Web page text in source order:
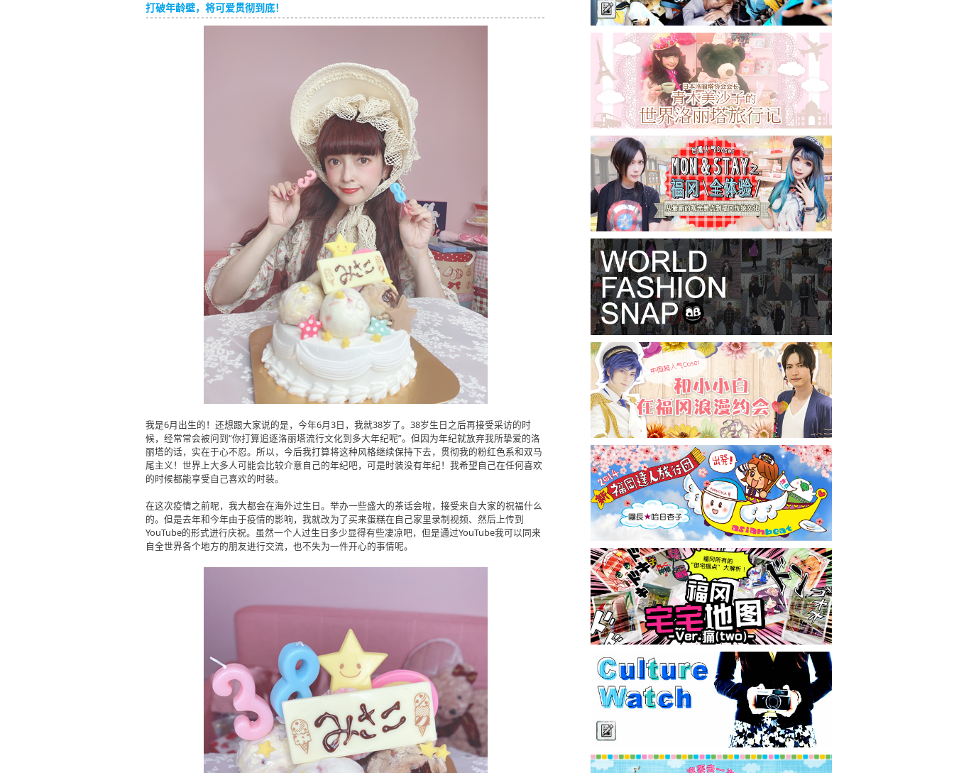
打破年龄壁，将可爱贯彻到底！
我是6月出生的！还想跟大家说的是，今年6月3日，我就38岁了。38岁生日之后再接受采访的时
候，经常常会被问到“你打算追逐洛丽塔流行文化到多大年纪呢”。但因为年纪就放弃我所挚爱的洛
丽塔的话，实在于心不忍。所以，今后我打算将这种风格继续保持下去，贯彻我的粉红色系和双马
尾主义！世界上大多人可能会比较介意自己的年纪吧，可是时装没有年纪！我希望自己在任何喜欢
的时候都能享受自己喜欢的时装。
在这次疫情之前呢，我大都会在海外过生日。举办一些盛大的茶话会啦，接受来自大家的祝福什么
的。但是去年和今年由于疫情的影响，我就改为了买来蛋糕在自己家里录制视频、然后上传到
YouTube的形式进行庆祝。虽然一个人过生日多少显得有些凄凉吧，但是通过YouTube我可以同来
自全世界各个地方的朋友进行交流，也不失为一件开心的事情呢。
Little Stand 大名店 〜 严格素食主义・素食主义者的菜单试的试
吃之旅 in 福冈市！〜
2023.02.28
东筑轩 折尾本社乌冬店